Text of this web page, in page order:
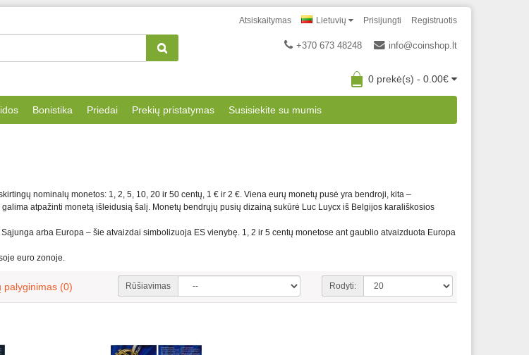
Prisijungti Registruotis
Atsiskaitymas Lietuvių
+370 673 48248 info@coinshop.lt
0 prekė(s) - 0.00€
Bonistika Priedai Prekių pristatymas Susisiekite su mumis
nominalų monetos: 1, 2, 5, 10, 20 ir 50 centų, 1 € ir 2 €. Viena eurų monetų pusė yra bendroji, kita –
atpažinti monetą išleidusią šalį. Monetų bendrųjų pusių dizainą sukūrė Luc Luycx iš Belgijos karališkosios
arba Europa – šie atvaizdai simbolizuoja ES vienybę. 1, 2 ir 5 centų monetose ant gaublio atvaizduota Europa
euro zonoje.
palyginimas (0) Rūšiavimas Rodyti: